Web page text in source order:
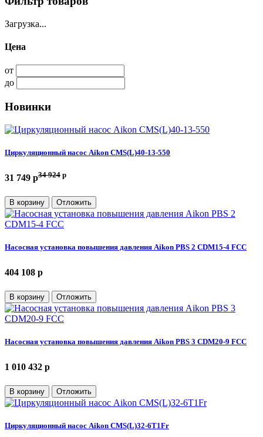
Загрузка...
Цена
от
до
Новинки
Циркуляционный насос Aikon CMS(L)40-13-550
31 749 p34 924 p
В корзину Отложить
Насосная установка повышения давления Aikon PBS 2 CDM15-4 FCC
404 108 p
В корзину Отложить
Насосная установка повышения давления Aikon PBS 3 CDM20-9 FCC
1 010 432 p
В корзину Отложить
Циркуляционный насос Aikon CMS(L)32-6T1Fr